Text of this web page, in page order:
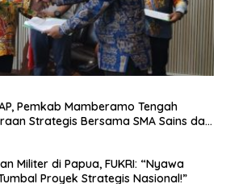
Pemkab Mamberamo Tengah
Strategis Bersama SMA Sains dan
Militer di Papua, FUKRI: “Nyawa
Proyek Strategis Nasional!”